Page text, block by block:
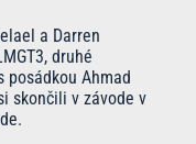
a Darren
druhé
posádkou Ahmad
skončili v závode v